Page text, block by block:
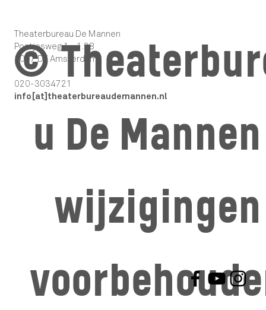
©
u De
wijzigingen
Theaterbureau De Mannen
Postjesweg 1 - 1.28
1057 DT Amsterdam
020-3034721
info[at]theaterbureaudemannen.nl